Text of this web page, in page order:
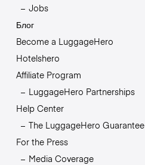
Jobs
Блог
Become a LuggageHero
Hotelshero
Affiliate Program
LuggageHero Partnerships
Help Center
The LuggageHero Guarantee
For the Press
Media Coverage